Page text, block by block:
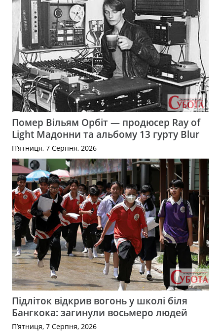
Помер Вільям Орбіт — продюсер Ray of
Light Мадонни та альбому 13 гурту Blur
П’ятниця, 7 Серпня, 2026
Підліток відкрив вогонь у школі біля
Бангкока: загинули восьмеро людей
П’ятниця, 7 Серпня, 2026